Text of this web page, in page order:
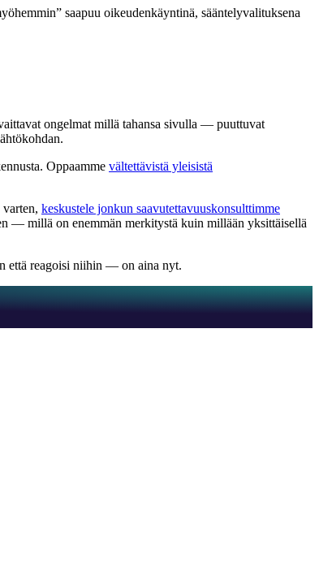
saapuu oikeudenkäyntinä, sääntelyvalituksena
ongelmat millä tahansa sivulla — puuttuvat
Oppaamme vältettävistä yleisistä
keskustele jonkun saavutettavuuskonsulttimme
— millä on enemmän merkitystä kuin millään yksittäisellä
että reagoisi niihin — on aina nyt.